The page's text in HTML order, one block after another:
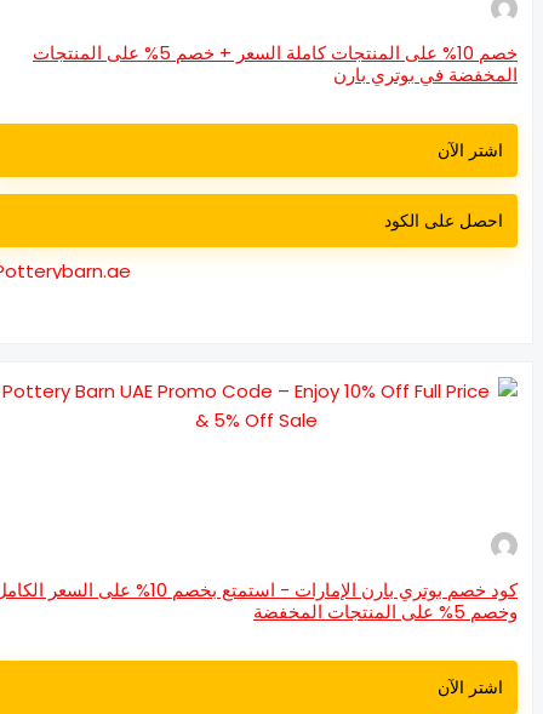
خصم 10% على المنتجات كاملة السعر + خصم 5% على المنتجات
في بوتري بارن
اشتر الآن
احصل على الكود
Potterybarn.ae
كود خصم بوتري بارن الإمارات - استمتع بخصم 10% على السعر الكامل
على المنتجات المخفضة
اشتر الآن